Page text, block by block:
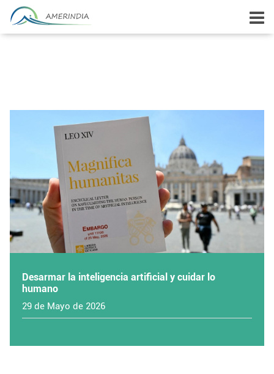
Desarmar la inteligencia artificial y cuidar lo
humano
29 de Mayo de 2026